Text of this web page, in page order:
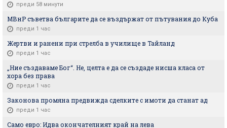
преди 58 минути
МВнР съветва българите да се въздържат от пътувания до Куба
преди 1 час
Жертви и ранени при стрелба в училище в Тайланд
преди 1 час
„Ние създаваме Бог“. Не, целта е да се създаде нисша класа от
хора без права
преди 1 час
Законова промяна предвижда сделките с имоти да станат ад
преди 1 час
Само евро: Идва окончателният край на лева